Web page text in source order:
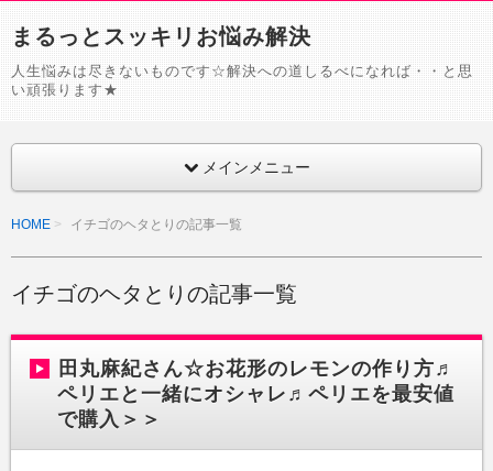
まるっとスッキリお悩み解決
人生悩みは尽きないものです☆解決への道しるべになれば・・と思
い頑張ります★
メインメニュー
HOME イチゴのヘタとりの記事一覧
イチゴのヘタとりの記事一覧
田丸麻紀さん☆お花形のレモンの作り方♬
ペリエと一緒にオシャレ♬ペリエを最安値
で購入＞＞